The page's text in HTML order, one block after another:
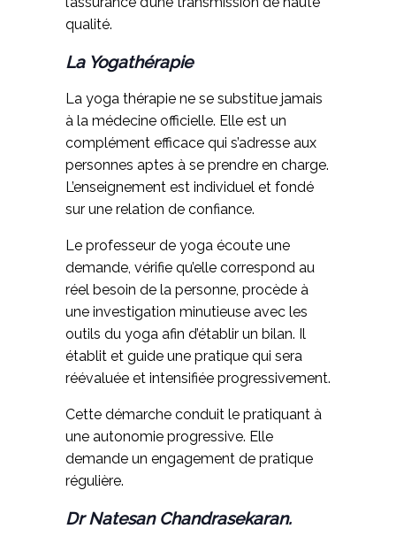
qualité.
La Yogathérapie
La yoga thérapie ne se substitue jamais
à la médecine officielle. Elle est un
complément efficace qui s’adresse aux
personnes aptes à se prendre en charge.
L’enseignement est individuel et fondé
sur une relation de confiance.
Le professeur de yoga écoute une
demande, vérifie qu’elle correspond au
réel besoin de la personne, procède à
une investigation minutieuse avec les
outils du yoga afin d’établir un bilan. Il
établit et guide une pratique qui sera
réévaluée et intensifiée progressivement.
Cette démarche conduit le pratiquant à
une autonomie progressive. Elle
demande un engagement de pratique
régulière.
Dr Natesan Chandrasekaran.